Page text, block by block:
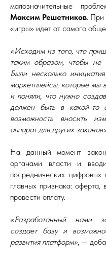
малозначительные
Максим Решетников. При
«игры» идет от самого
«Исходим из того, что
таким образом, чтобы не
Были несколько
маркетплейсы, которые мы
и поняли, что нужно
должен быть в какой-то
возможность вносить
аппарат для других
На данный момент
органами власти и
посреднических цифровых
главных признака: оферта,
провести оплату.
«Разработанный нами
создает базу и
развития платформ», —